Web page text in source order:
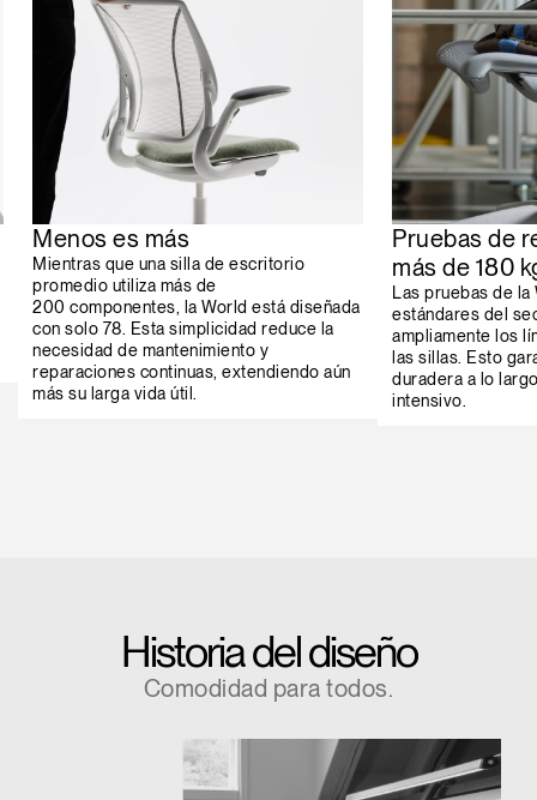
Menos es más
Mientras que una silla de escritorio
promedio utiliza más de
200 componentes, la World está diseñada
con solo 78. Esta simplicidad reduce la
necesidad de mantenimiento y
reparaciones continuas, extendiendo aún
más su larga vida útil.
Pruebas de
más de 180
Las pruebas de
estándares del
ampliamente los
las sillas. Esto
duradera a lo
intensivo.
Historia del diseño
Comodidad para todos.